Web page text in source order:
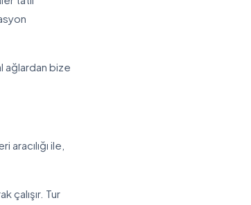
ağlardan bize
ile,
çalışır. Tur